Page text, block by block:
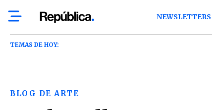
NEWSLETTERS
TEMAS DE HOY:
BLOG DE ARTE